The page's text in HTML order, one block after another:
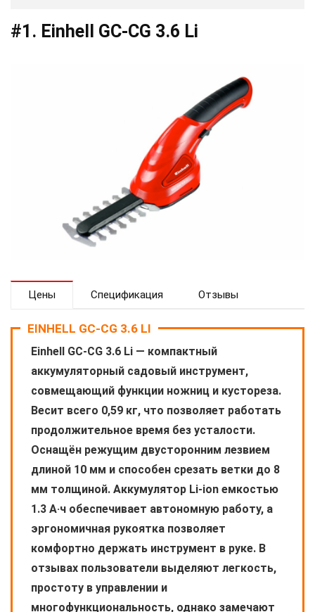
#1. Einhell GС-CG 3.6 Li
Цены Спецификация Отзывы
EINHELL GС-CG 3.6 LI
Einhell GС-CG 3.6 Li — компактный
аккумуляторный садовый инструмент,
совмещающий функции ножниц и кустореза.
Весит всего 0,59 кг, что позволяет работать
продолжительное время без усталости.
Оснащён режущим двусторонним лезвием
длиной 10 мм и способен срезать ветки до 8
мм толщиной. Аккумулятор Li-ion емкостью
1.3 А·ч обеспечивает автономную работу, а
эргономичная рукоятка позволяет
комфортно держать инструмент в руке. В
отзывах пользователи выделяют легкость,
простоту в управлении и
многофункциональность, однако замечают